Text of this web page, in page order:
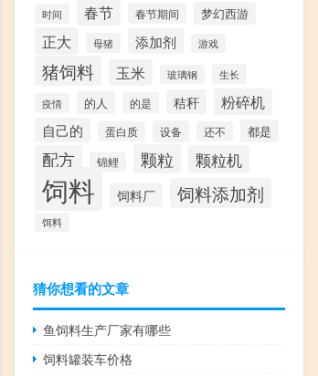
时间 春节 春节期间 梦幻西游
正大 母猪 添加剂 游戏
猪饲料 玉米 玻璃钢
生长
疫情
的人 的是 秸秆 粉碎机
自己的 蛋白质 设备 还不 都是
配方 锦鲤 颗粒 颗粒机
饲料 饲料厂 饲料添加剂
饵料
猜你想看的文章
鱼饲料生产厂家有哪些
饲料罐装车价格